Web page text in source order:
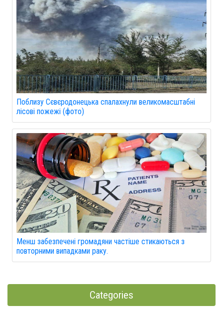
Поблизу Сєвєродонецька спалахнули великомасштабні
лісові пожежі (фото)
Менш забезпечені громадяни частіше стикаються з
повторними випадками раку.
Categories